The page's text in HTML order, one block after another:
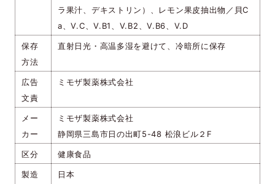
ラ果汁、デキストリン）、レモン果皮抽出物／貝C
a、V.C、V.B1、V.B2、V.B6、V.D
保存
方法
直射日光・高温多湿を避けて、冷暗所に保存
広告
文責
ミモザ製薬株式会社
メー
カー
ミモザ製薬株式会社
静岡県三島市日の出町5-48 松浪ビル２F
区分 健康食品
製造
日本